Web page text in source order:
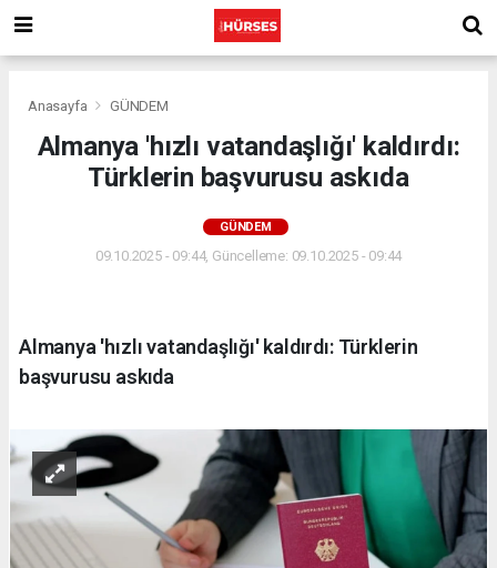
Anasayfa GÜNDEM
Almanya 'hızlı vatandaşlığı' kaldırdı:
Türklerin başvurusu askıda
GÜNDEM
09.10.2025 - 09:44, Güncelleme: 09.10.2025 - 09:44
Almanya 'hızlı vatandaşlığı' kaldırdı: Türklerin
başvurusu askıda